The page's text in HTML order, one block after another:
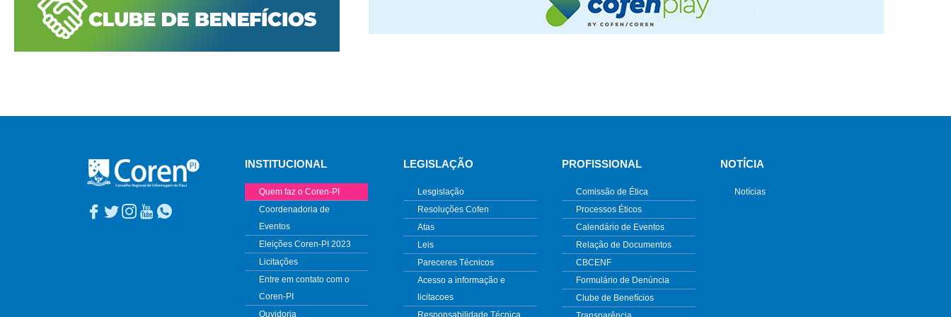
INSTITUCIONAL
Quem faz o Coren-PI
Coordenadoria de
Eventos
Eleições Coren-PI 2023
Licitações
Entre em contato com o
Coren-PI
Ouvidoria
LEGISLAÇÃO
Lesgislação
Resoluções Cofen
Atas
Leis
Pareceres Técnicos
Acesso a informação e
licitacoes
PROFISSIONAL
Comissão de Ética
Processos Éticos
Calendário de Eventos
Relação de Documentos
CBCENF
Formulário de Denúncia
Clube de Benefícios
NOTÍCIA
Notícias